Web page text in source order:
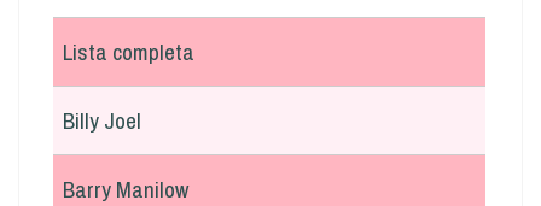
Lista completa
Billy Joel
Barry Manilow